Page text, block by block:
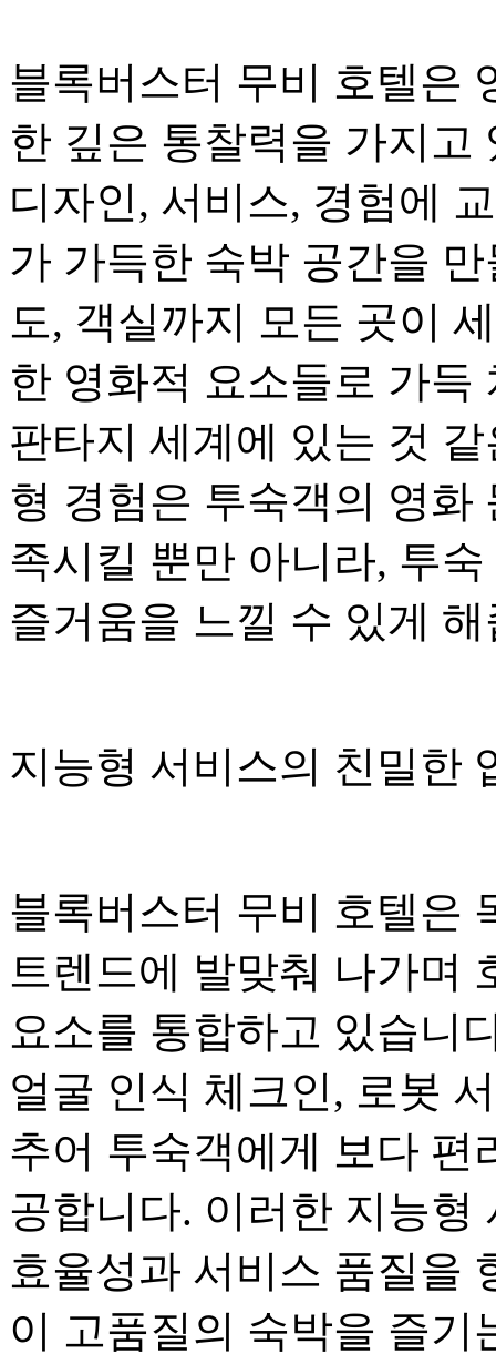
블록버스터 무비 호텔은
한 깊은 통찰력을 가지고
디자인, 서비스, 경험에
가 가득한 숙박 공간을
도, 객실까지 모든 곳이
한 영화적 요소들로 가득
판타지 세계에 있는 것
형 경험은 투숙객의 영화
족시킬 뿐만 아니라, 투
즐거움을 느낄 수 있게
지능형 서비스의 친밀한
블록버스터 무비 호텔은
트렌드에 발맞춰 나가며
요소를 통합하고 있습니
얼굴 인식 체크인, 로봇
추어 투숙객에게 보다 편
공합니다. 이러한 지능형
효율성과 서비스 품질을
이 고품질의 숙박을 즐기